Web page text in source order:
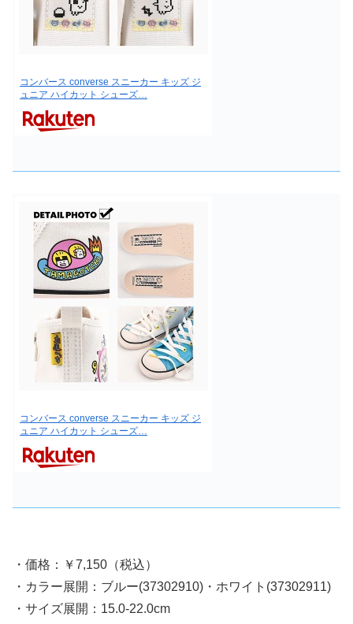
コンバース converse スニーカー キッズ ジ
ュニア ハイカット シューズ…
コンバース converse スニーカー キッズ ジ
ュニア ハイカット シューズ…
・価格：￥7,150（税込）
・カラー展開：ブルー(37302910)・ホワイト(37302911)
・サイズ展開：15.0-22.0cm